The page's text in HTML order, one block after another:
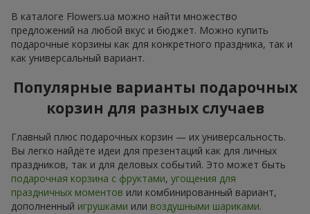
В каталоге Flowers.ua можно найти множество
предложений на любой вкус и бюджет. Можно купить
подарочные корзины как для конкретного праздника, так и
как универсальный вариант.
Популярные варианты подарочных
корзин для разных случаев
Главный плюс подарочных корзин — их универсальность.
Вы легко найдёте идеи для презентаций как для личных
праздников, так и для деловых событий. Это может быть
подарочная корзина с фруктами, угощения для
праздничных моментов или комбинированный вариант,
дополненный игрушками или воздушными шариками.